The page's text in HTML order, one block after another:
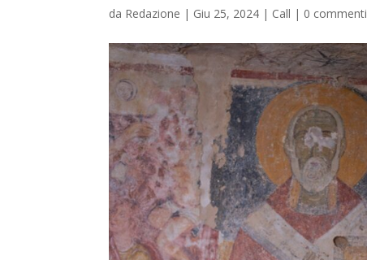
da Redazione | Giu 25, 2024 | Call | 0 commenti